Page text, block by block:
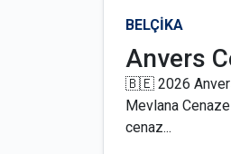
BELÇİKA
Anvers
🇧🇪 2026
Mevlana
cenaz...